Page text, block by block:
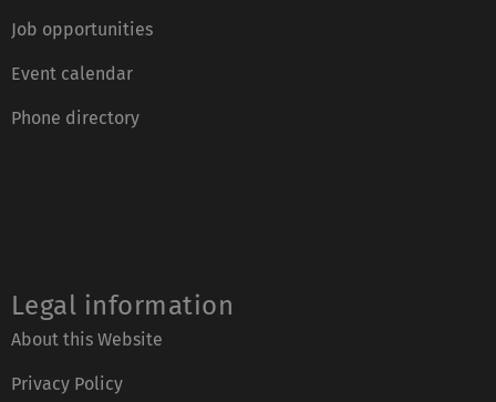
Job opportunities
Event calendar
Phone directory
Legal information
About this Website
Privacy Policy